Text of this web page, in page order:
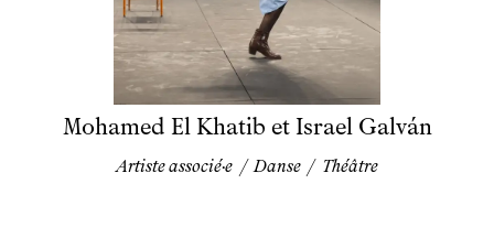
Mohamed El Khatib et Israel Galván
Artiste associé·e / Danse / Théâtre